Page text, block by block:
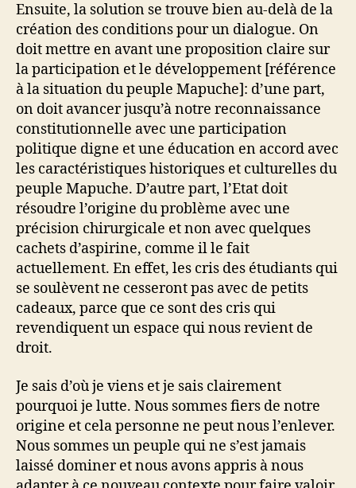
Ensuite, la solution se trouve bien au-delà de la
création des conditions pour un dialogue. On
doit mettre en avant une proposition claire sur
la participation et le développement [référence
à la situation du peuple Mapuche]: d’une part,
on doit avancer jusqu’à notre reconnaissance
constitutionnelle avec une participation
politique digne et une éducation en accord avec
les caractéristiques historiques et culturelles du
peuple Mapuche. D’autre part, l’Etat doit
résoudre l’origine du problème avec une
précision chirurgicale et non avec quelques
cachets d’aspirine, comme il le fait
actuellement. En effet, les cris des étudiants qui
se soulèvent ne cesseront pas avec de petits
cadeaux, parce que ce sont des cris qui
revendiquent un espace qui nous revient de
droit.
Je sais d’où je viens et je sais clairement
pourquoi je lutte. Nous sommes fiers de notre
origine et cela personne ne peut nous l’enlever.
Nous sommes un peuple qui ne s’est jamais
laissé dominer et nous avons appris à nous